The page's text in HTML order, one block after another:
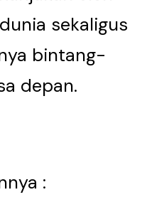
sekaligus
bintang-
depan.
: